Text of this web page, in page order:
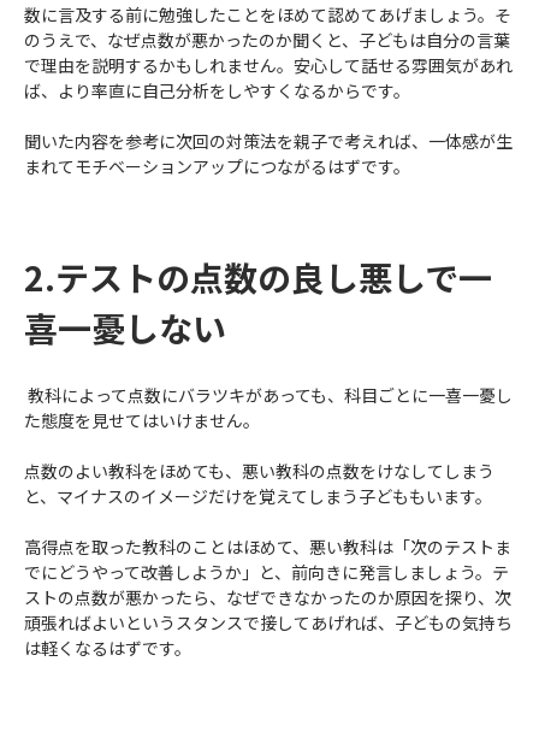
数に言及する前に勉強したことをほめて認めてあげましょう。そ
のうえで、なぜ点数が悪かったのか聞くと、子どもは自分の言葉
で理由を説明するかもしれません。安心して話せる雰囲気があれ
ば、より率直に自己分析をしやすくなるからです。
聞いた内容を参考に次回の対策法を親子で考えれば、一体感が生
まれてモチベーションアップにつながるはずです。
2.テストの点数の良し悪しで一
喜一憂しない
教科によって点数にバラツキがあっても、科目ごとに一喜一憂し
た態度を見せてはいけません。
点数のよい教科をほめても、悪い教科の点数をけなしてしまう
と、マイナスのイメージだけを覚えてしまう子どももいます。
高得点を取った教科のことはほめて、悪い教科は「次のテストま
でにどうやって改善しようか」と、前向きに発言しましょう。テ
ストの点数が悪かったら、なぜできなかったのか原因を探り、次
頑張ればよいというスタンスで接してあげれば、子どもの気持ち
は軽くなるはずです。